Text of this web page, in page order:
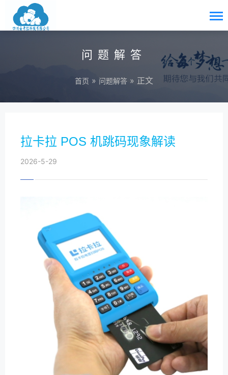
问题解答
首页 » 问题解答 » 正文
拉卡拉 POS 机跳码现象解读
2026-5-29